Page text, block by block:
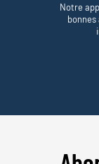
Notre